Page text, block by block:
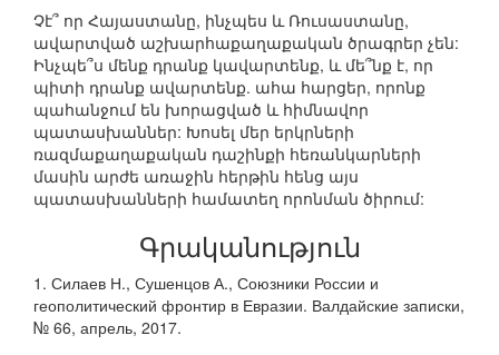
Չէ՞ որ Հայաստանը, ինչպես և Ռուսաստանը,
ավարտված աշխարհաքաղաքական ծրագրեր չեն:
Ինչպե՞ս մենք դրանք կավարտենք, և մե՞նք է, որ
պիտի դրանք ավարտենք. ահա հարցեր, որոնք
պահանջում են խորացված և հիմնավոր
պատասխաններ: Խոսել մեր երկրների
ռազմաքաղաքական դաշինքի հեռանկարների
մասին արժե առաջին հերթին հենց այս
պատասխանների համատեղ որոնման ծիրում:
Գրականություն
1. Силаев Н., Сушенцов А., Союзники России и
геополитический фронтир в Евразии. Валдайские записки,
№ 66, апрель, 2017.